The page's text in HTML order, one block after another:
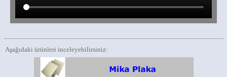
Aşağıdaki ürünleri inceleyebilirsiniz: